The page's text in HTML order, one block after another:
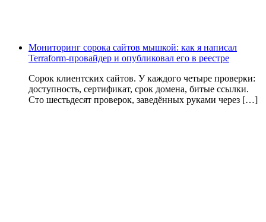
Мониторинг сорока сайтов мышкой: как я написал
Terraform-провайдер и опубликовал его в реестре
Сорок клиентских сайтов. У каждого четыре проверки:
доступность, сертификат, срок домена, битые ссылки.
Сто шестьдесят проверок, заведённых руками через […]